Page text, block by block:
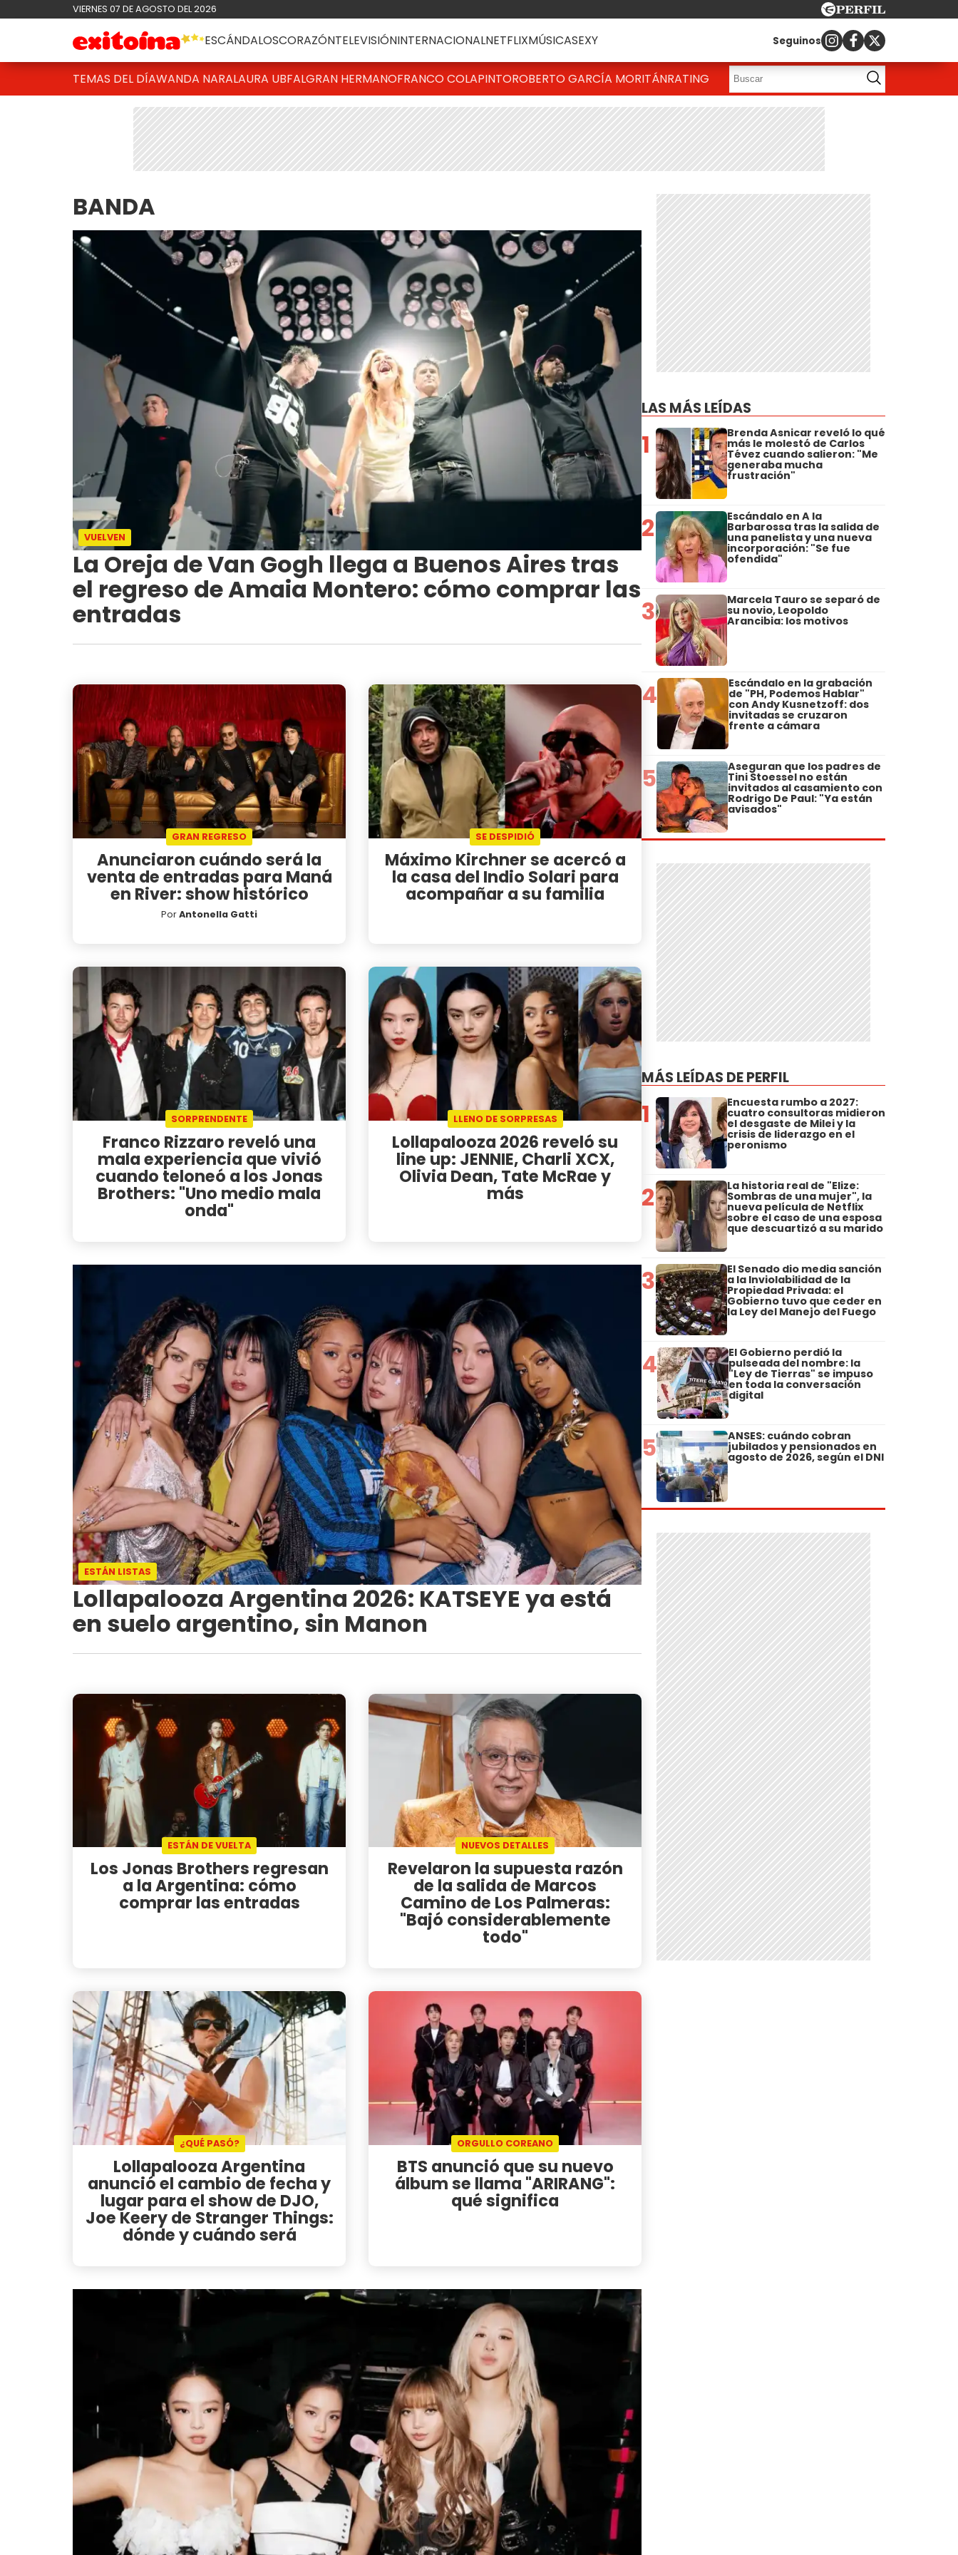
VIERNES 07 DE AGOSTO DEL 2026
ESCÁNDALOSCORAZÓNTELEVISIÓNINTERNACIONALNETFLIXMÚSICASEXY Seguinos
TEMAS DEL DÍAWANDA NARALAURA UBFALGRAN HERMANOFRANCO COLAPINTOROBERTO GARCÍA MORITÁNRATING
BANDA
VUELVEN
La Oreja de Van Gogh llega a Buenos Aires tras
el regreso de Amaia Montero: cómo comprar las
entradas
GRAN REGRESO
Anunciaron cuándo será la
venta de entradas para Maná
en River: show histórico
PorAntonella Gatti
SE DESPIDIÓ
Máximo Kirchner se acercó a
la casa del Indio Solari para
acompañar a su familia
SORPRENDENTE
Franco Rizzaro reveló una
mala experiencia que vivió
cuando teloneó a los Jonas
Brothers: "Uno medio mala
onda"
LLENO DE SORPRESAS
Lollapalooza 2026 reveló su
line up: JENNIE, Charli XCX,
Olivia Dean, Tate McRae y
más
ESTÁN LISTAS
Lollapalooza Argentina 2026: KATSEYE ya está
en suelo argentino, sin Manon
ESTÁN DE VUELTA
Los Jonas Brothers regresan
a la Argentina: cómo
comprar las entradas
NUEVOS DETALLES
Revelaron la supuesta razón
de la salida de Marcos
Camino de Los Palmeras:
"Bajó considerablemente
todo"
¿QUÉ PASÓ?
Lollapalooza Argentina
anunció el cambio de fecha y
lugar para el show de DJO,
Joe Keery de Stranger Things:
dónde y cuándo será
ORGULLO COREANO
BTS anunció que su nuevo
álbum se llama "ARIRANG":
qué significa
LAS MÁS LEÍDAS
1 Brenda Asnicar reveló lo qué
más le molestó de Carlos
Tévez cuando salieron: "Me
generaba mucha
frustración"
2 Escándalo en A la
Barbarossa tras la salida de
una panelista y una nueva
incorporación: "Se fue
ofendida"
3 Marcela Tauro se separó de
su novio, Leopoldo
Arancibia: los motivos
4 Escándalo en la grabación
de "PH, Podemos Hablar"
con Andy Kusnetzoff: dos
invitadas se cruzaron
frente a cámara
5 Aseguran que los padres de
Tini Stoessel no están
invitados al casamiento con
Rodrigo De Paul: "Ya están
avisados"
MÁS LEÍDAS DE PERFIL
1 Encuesta rumbo a 2027:
cuatro consultoras midieron
el desgaste de Milei y la
crisis de liderazgo en el
peronismo
2 La historia real de "Elize:
Sombras de una mujer", la
nueva película de Netflix
sobre el caso de una esposa
que descuartizó a su marido
3 El Senado dio media sanción
a la Inviolabilidad de la
Propiedad Privada: el
Gobierno tuvo que ceder en
la Ley del Manejo del Fuego
4 El Gobierno perdió la
pulseada del nombre: la
"Ley de Tierras" se impuso
en toda la conversación
digital
5 ANSES: cuándo cobran
jubilados y pensionados en
agosto de 2026, según el DNI